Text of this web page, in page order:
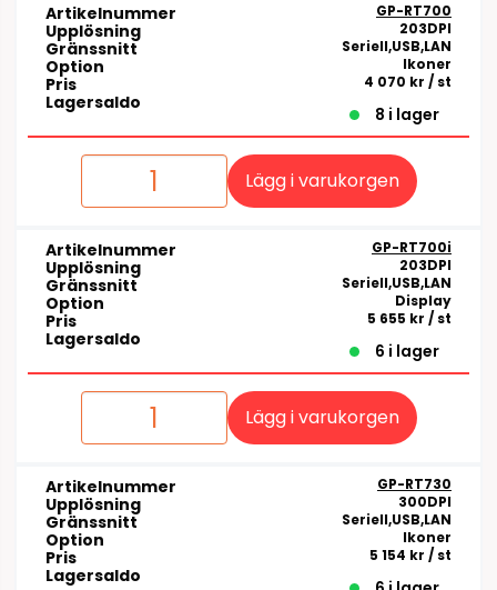
Artikelnummer GP-RT700
Upplösning 203DPI
Gränssnitt Seriell,USB,LAN
Option Ikoner
Pris 4 070 kr / st
Lagersaldo
8 i lager
Lägg i varukorgen
Artikelnummer GP-RT700i
Upplösning 203DPI
Gränssnitt Seriell,USB,LAN
Option Display
Pris 5 655 kr / st
Lagersaldo
6 i lager
Lägg i varukorgen
Artikelnummer GP-RT730
Upplösning 300DPI
Gränssnitt Seriell,USB,LAN
Option Ikoner
Pris 5 154 kr / st
Lagersaldo